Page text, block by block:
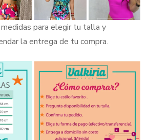
para elegir tu talla y
la entrega de tu compra.